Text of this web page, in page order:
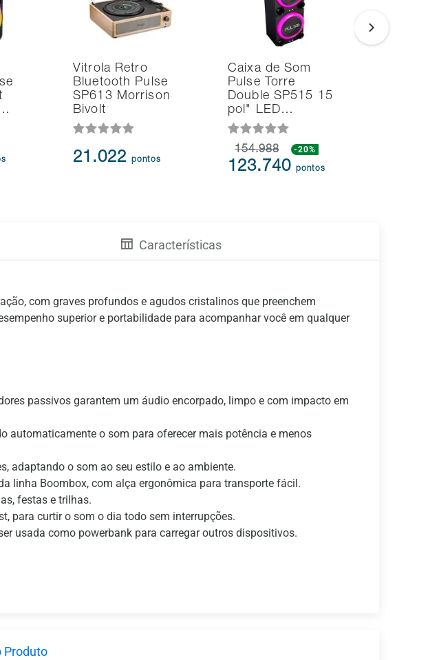
Vitrola Retro
Bluetooth Pulse
SP613 Morrison
Bivolt
21.022pontos
Caixa de Som
Pulse Torre
Double SP515 15
pol" LED…
154.988 -20%
123.740pontos
Características
com graves profundos e agudos cristalinos que preenchem
superior e portabilidade para acompanhar você em qualquer
passivos garantem um áudio encorpado, limpo e com impacto em
automaticamente o som para oferecer mais potência e menos
adaptando o som ao seu estilo e ao ambiente.
linha Boombox, com alça ergonômica para transporte fácil.
festas e trilhas.
para curtir o som o dia todo sem interrupções.
usada como powerbank para carregar outros dispositivos.
Produto